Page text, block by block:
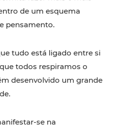
de um esquema
pensamento.
tudo está ligado entre si
todos respiramos o
desenvolvido um grande
se na